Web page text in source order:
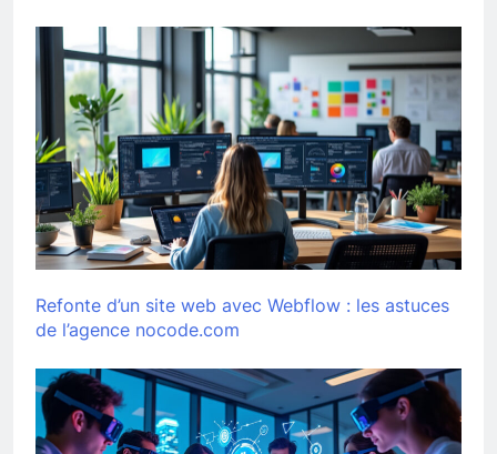
Refonte d’un site web avec Webflow : les astuces
de l’agence nocode.com